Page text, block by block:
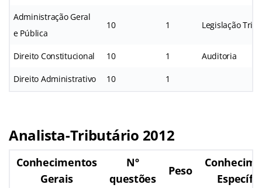
Administração Geral
e Pública
10 1 Legislação
Direito Constitucional 10 1 Auditoria
Direito Administrativo 10 1
Analista-Tributário 2012
Conhecimentos
Gerais
Nº
questões
Peso